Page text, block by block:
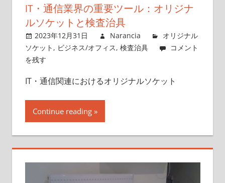
IT・通信業界の重要ツール：オリジナ
ルソケットと検査治具
2023年12月31日 Narancia
オリジナル
ソケット , ビジネス/オフィス, 検査治具
コメント
を残す
IT・通信関連におけるオリジナルソケット
Continue reading